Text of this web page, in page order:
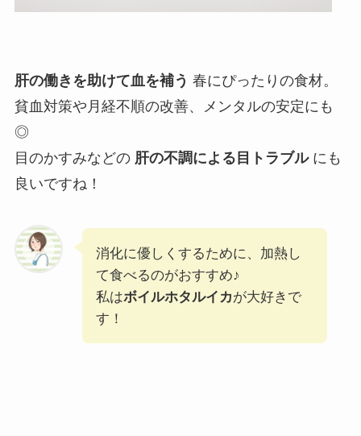
肝の働きを助けて血を補う 春にぴったりの食材。
貧血対策や月経不順の改善、メンタルの安定にも
◎
目のかすみなどの 肝の不調による目トラブルにも
良いですね！
消化に優しくするために、加熱し
て食べるのがおすすめ♪
私はボイルホタルイカが大好きで
す！